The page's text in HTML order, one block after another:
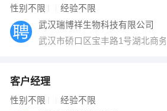
性别不限 经验不限
武汉瑞博祥生物科技有限公司
武汉市硚口区宝丰路1号湖北商
客户经理
性别不限 经验不限